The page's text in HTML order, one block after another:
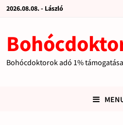
2026.08.08. - László
Bohócdoktorok adó 1% támogatása